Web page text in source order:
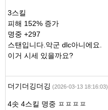
3스킬
피해 152% 증가
명중 +297
스탠입니다.악군 dlc아니에요.
이거 시세 있을까요?
더기더깅더깅 (2026-03-13 18:16:03)
4솟 4스킬 명중 ㅍㅍㅍㅍ